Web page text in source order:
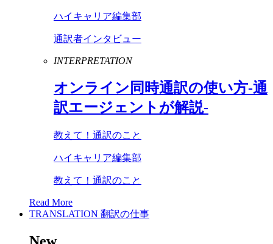
ハイキャリア編集部
通訳者インタビュー
INTERPRETATION
オンライン同時通訳の使い方-通
訳エージェントが解説-
教えて！通訳のこと
ハイキャリア編集部
教えて！通訳のこと
Read More
TRANSLATION 翻訳の仕事